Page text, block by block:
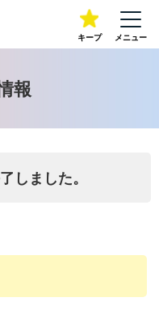
キープ メニュー
報
しました。